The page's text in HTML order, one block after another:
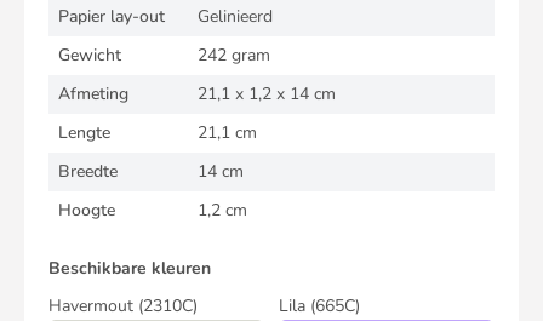
Papier lay-out
Gelinieerd
Gewicht
242 gram
Afmeting
21,1 x 1,2 x 14 cm
Lengte
21,1 cm
Breedte
14 cm
Hoogte
1,2 cm
Beschikbare kleuren
Havermout (2310C) Lila (665C)